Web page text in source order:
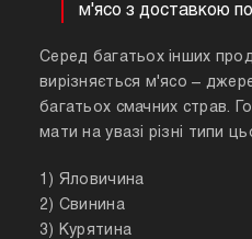
м'ясо з доставкою
Серед багатьох інших
вирізняється м'ясо –
багатьох смачних страв.
мати на увазі різні типи
1) Яловичина
2) Свинина
3) Курятина